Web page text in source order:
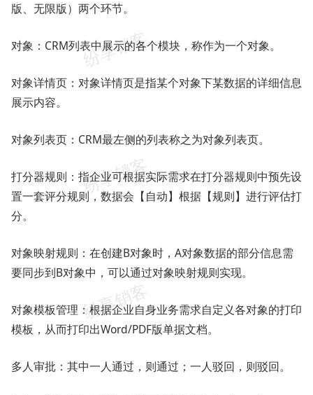
版、无限版）两个环节。
对象：CRM列表中展示的各个模块，称作为一个对象。
对象详情页：对象详情页是指某个对象下某数据的详细信息
展示内容。
对象列表页：CRM最左侧的列表称之为对象列表页。
打分器规则：指企业可根据实际需求在打分器规则中预先设
置一套评分规则，数据会【自动】根据【规则】进行评估打
分。
对象映射规则：在创建B对象时，A对象数据的部分信息需
要同步到B对象中，可以通过对象映射规则实现。
对象模板管理：根据企业自身业务需求自定义各对象的打印
模板，从而打印出Word/PDF版单据文档。
多人审批：其中一人通过，则通过；一人驳回，则驳回。